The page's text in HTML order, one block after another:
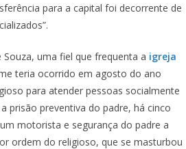
para a capital foi decorrente de
uma fiel que frequenta a igreja
teria ocorrido em agosto do ano
para atender pessoas socialmente
prisão preventiva do padre, há cinco
motorista e segurança do padre a
ordem do religioso, que se masturbou